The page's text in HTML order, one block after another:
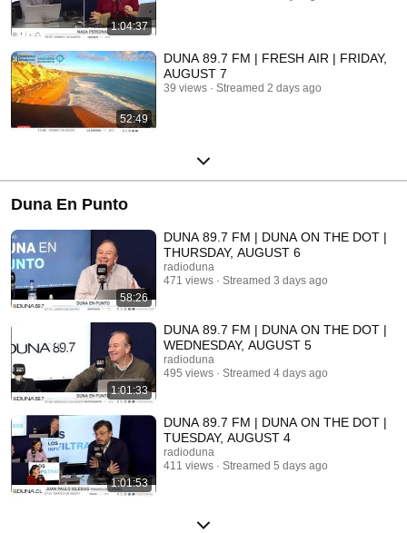
1:04:37
52:49
DUNA 89.7 FM | FRESH AIR | FRIDAY,
AUGUST 7
39 views Streamed 2 days ago
Duna En Punto
58:26
DUNA 89.7 FM | DUNA ON THE DOT |
THURSDAY, AUGUST 6
radioduna
471 views
Streamed 3 days ago
1:01:33
DUNA 89.7 FM | DUNA ON THE DOT |
WEDNESDAY, AUGUST 5
radioduna
495 views
Streamed 4 days ago
1:01:53
DUNA 89.7 FM | DUNA ON THE DOT |
TUESDAY, AUGUST 4
radioduna
411 views
Streamed 5 days ago